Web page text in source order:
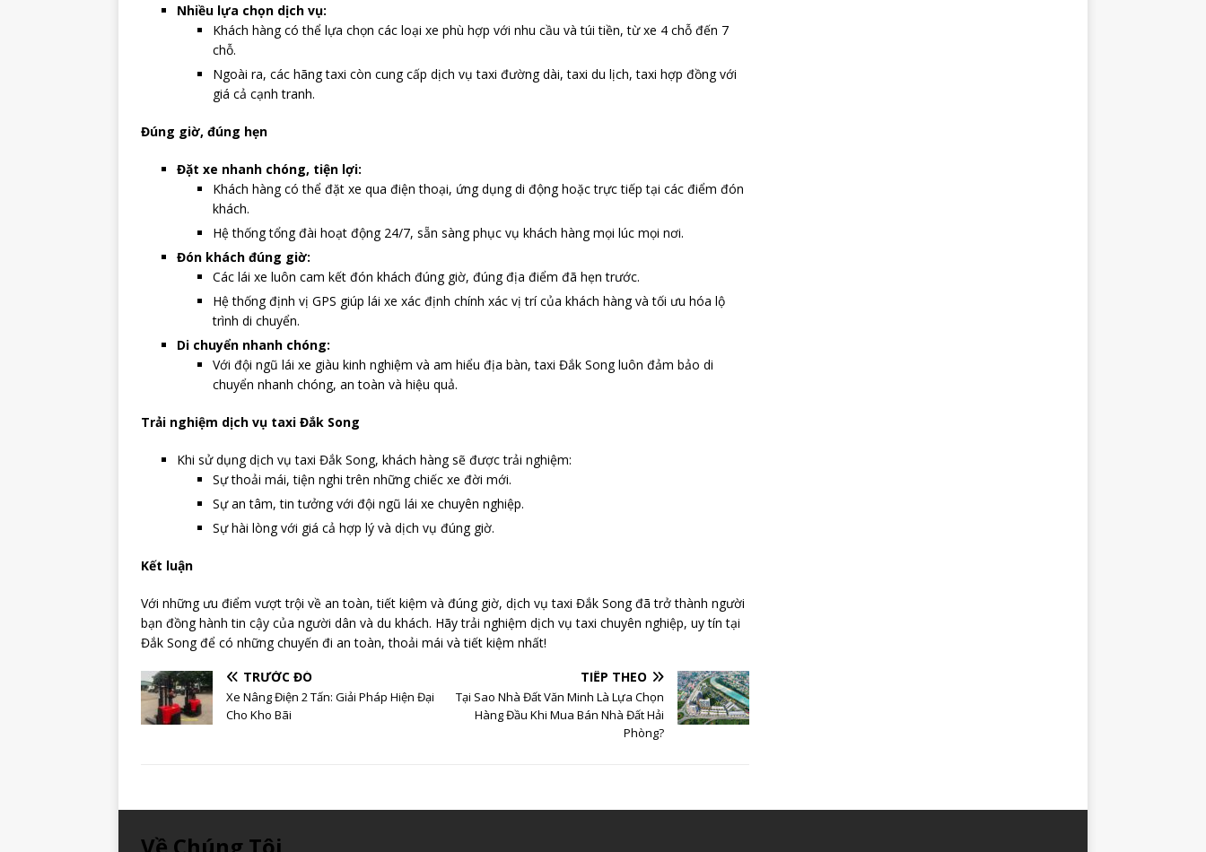
Nhiều lựa chọn dịch vụ:
Khách hàng có thể lựa chọn các loại xe phù hợp với nhu cầu và túi tiền, từ xe 4 chỗ đến 7
chỗ.
Ngoài ra, các hãng taxi còn cung cấp dịch vụ taxi đường dài, taxi du lịch, taxi hợp đồng với
giá cả cạnh tranh.
Đúng giờ, đúng hẹn
Đặt xe nhanh chóng, tiện lợi:
Khách hàng có thể đặt xe qua điện thoại, ứng dụng di động hoặc trực tiếp tại các điểm đón
khách.
Hệ thống tổng đài hoạt động 24/7, sẵn sàng phục vụ khách hàng mọi lúc mọi nơi.
Đón khách đúng giờ:
Các lái xe luôn cam kết đón khách đúng giờ, đúng địa điểm đã hẹn trước.
Hệ thống định vị GPS giúp lái xe xác định chính xác vị trí của khách hàng và tối ưu hóa lộ
trình di chuyển.
Di chuyển nhanh chóng:
Với đội ngũ lái xe giàu kinh nghiệm và am hiểu địa bàn, taxi Đắk Song luôn đảm bảo di
chuyển nhanh chóng, an toàn và hiệu quả.
Trải nghiệm dịch vụ taxi Đắk Song
Khi sử dụng dịch vụ taxi Đắk Song, khách hàng sẽ được trải nghiệm:
Sự thoải mái, tiện nghi trên những chiếc xe đời mới.
Sự an tâm, tin tưởng với đội ngũ lái xe chuyên nghiệp.
Sự hài lòng với giá cả hợp lý và dịch vụ đúng giờ.
Kết luận
Với những ưu điểm vượt trội về an toàn, tiết kiệm và đúng giờ, dịch vụ taxi Đắk Song đã trở thành người
bạn đồng hành tin cậy của người dân và du khách. Hãy trải nghiệm dịch vụ taxi chuyên nghiệp, uy tín tại
Đắk Song để có những chuyến đi an toàn, thoải mái và tiết kiệm nhất!
TRƯỚC ĐÓ
Xe Nâng Điện 2 Tấn: Giải Pháp Hiện Đại
Cho Kho Bãi
TIẾP THEO
Tại Sao Nhà Đất Văn Minh Là Lựa Chọn
Hàng Đầu Khi Mua Bán Nhà Đất Hải
Phòng?
Về Chúng Tôi